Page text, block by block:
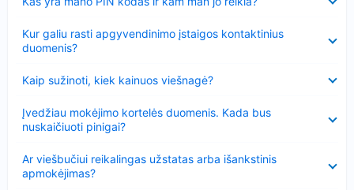
Kur galiu rasti apgyvendinimo įstaigos kontaktinius
duomenis?
Kaip sužinoti, kiek kainuos viešnagė?
Įvedžiau mokėjimo kortelės duomenis. Kada bus
nuskaičiuoti pinigai?
Ar viešbučiui reikalingas užstatas arba išankstinis
apmokėjimas?